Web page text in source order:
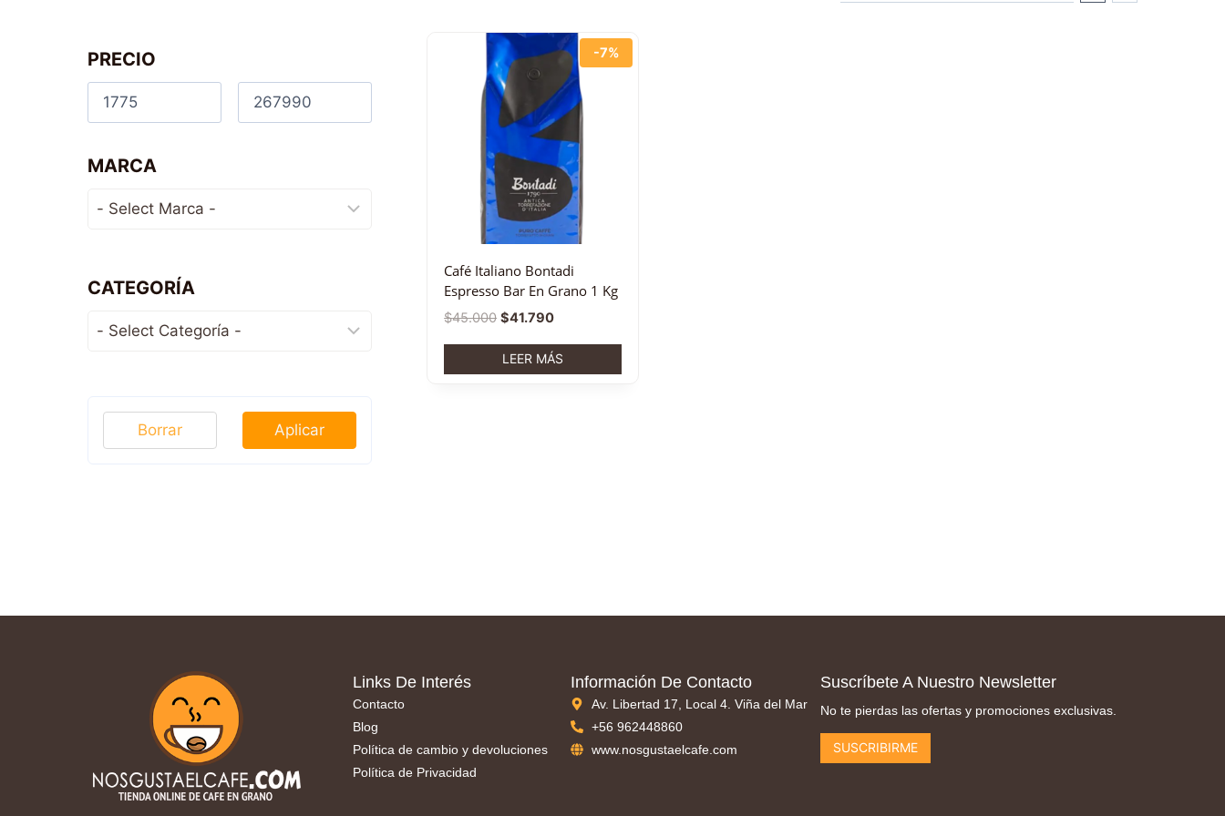
-7%
Café Italiano Bontadi
Espresso Bar En Grano 1 Kg
$45.000 $41.790
LEER MÁS
PRECIO
MARCA
CATEGORÍA
Aplicar
Borrar
Links De Interés
Contacto
Blog
Política de cambio y devoluciones
Política de Privacidad
Información De Contacto
Av. Libertad 17, Local 4. Viña del Mar
+56 962448860
www.nosgustaelcafe.com
Suscríbete A Nuestro Newsletter
No te pierdas las ofertas y promociones exclusivas.
SUSCRIBIRME